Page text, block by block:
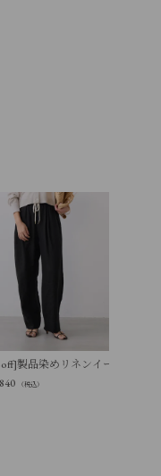
リカバリーサンダル
製品染めリネンイージーパンツ
（税込）